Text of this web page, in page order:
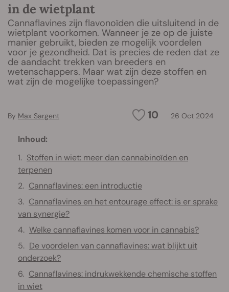
in de wietplant
Cannaflavines zijn flavonoïden die uitsluitend in de
wietplant voorkomen. Wanneer je ze op de juiste
manier gebruikt, bieden ze mogelijk voordelen
voor je gezondheid. Dat is precies de reden dat ze
de aandacht trekken van breeders en
wetenschappers. Maar wat zijn deze stoffen en
wat zijn de mogelijke toepassingen?
10 26 Oct 2024
By Max Sargent
Inhoud:
Stoffen in wiet: meer dan cannabinoïden en
terpenen
Cannaflavines: een introductie
Cannaflavines en het entourage effect: is er sprake
van synergie?
Welke cannaflavines komen voor in cannabis?
De voordelen van cannaflavines: wat blijkt uit
onderzoek?
Cannaflavines: indrukwekkende chemische stoffen
in wiet